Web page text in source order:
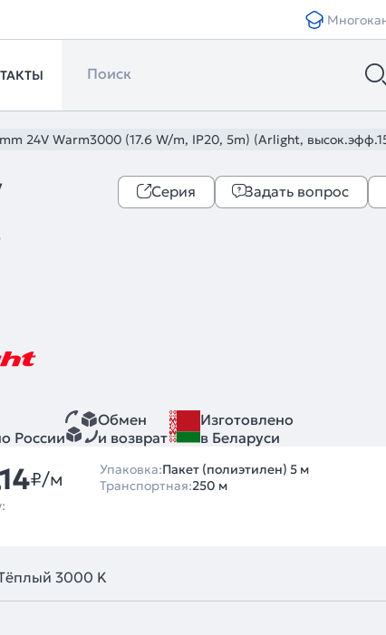
24V Warm3000 (17.6 W/m, IP20, 5m) (Arlight,
Серия Задать вопрос
России
Обмен
и возврат
Изготовлено
в Беларуси
₽/м Упаковка:Пакет (полиэтилен) 5 м
Транспортная:250 м
3000 K